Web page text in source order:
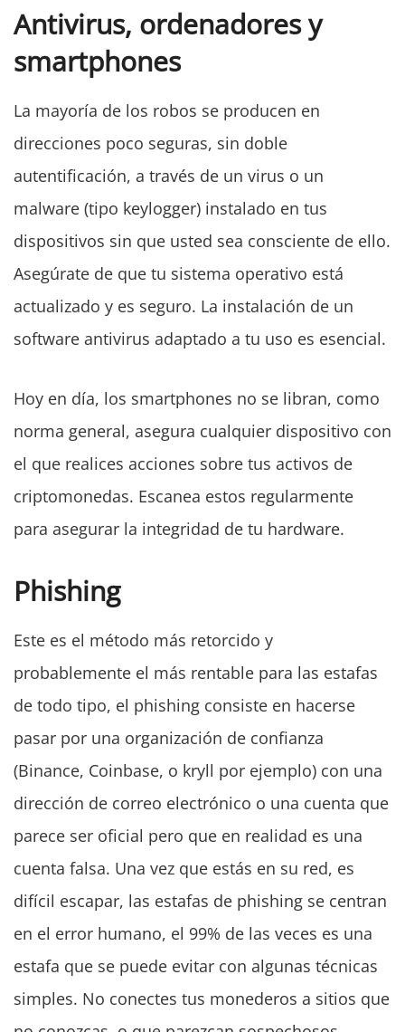
Antivirus, ordenadores y
smartphones
La mayoría de los robos se producen en
direcciones poco seguras, sin doble
autentificación, a través de un virus o un
malware (tipo keylogger) instalado en tus
dispositivos sin que usted sea consciente de ello.
Asegúrate de que tu sistema operativo está
actualizado y es seguro. La instalación de un
software antivirus adaptado a tu uso es esencial.
Hoy en día, los smartphones no se libran, como
norma general, asegura cualquier dispositivo con
el que realices acciones sobre tus activos de
criptomonedas. Escanea estos regularmente
para asegurar la integridad de tu hardware.
Phishing
Este es el método más retorcido y
probablemente el más rentable para las estafas
de todo tipo, el phishing consiste en hacerse
pasar por una organización de confianza
(Binance, Coinbase, o kryll por ejemplo) con una
dirección de correo electrónico o una cuenta que
parece ser oficial pero que en realidad es una
cuenta falsa. Una vez que estás en su red, es
difícil escapar, las estafas de phishing se centran
en el error humano, el 99% de las veces es una
estafa que se puede evitar con algunas técnicas
simples. No conectes tus monederos a sitios que